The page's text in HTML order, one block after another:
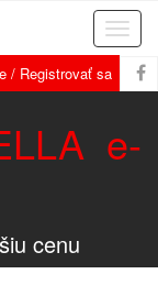
/ Registrovať sa
e-
cenu